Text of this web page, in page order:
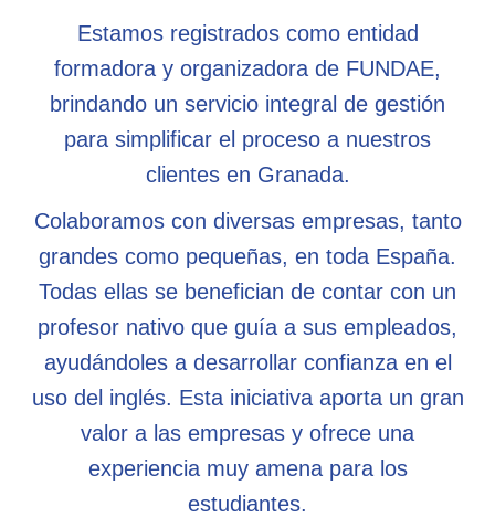
Estamos registrados como entidad
formadora y organizadora de FUNDAE,
brindando un servicio integral de gestión
para simplificar el proceso a nuestros
clientes en Granada.
Colaboramos con diversas empresas, tanto
grandes como pequeñas, en toda España.
Todas ellas se benefician de contar con un
profesor nativo que guía a sus empleados,
ayudándoles a desarrollar confianza en el
uso del inglés. Esta iniciativa aporta un gran
valor a las empresas y ofrece una
experiencia muy amena para los
estudiantes.